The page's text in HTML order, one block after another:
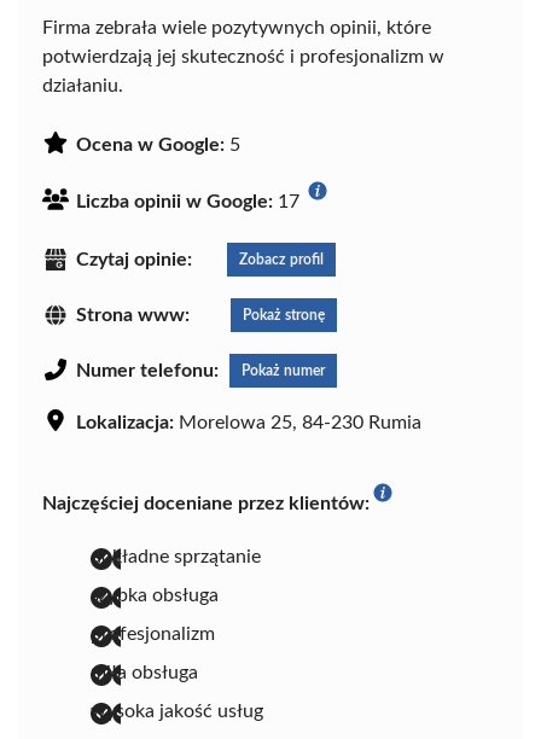
Firma zebrała wiele pozytywnych opinii, które
potwierdzają jej skuteczność i profesjonalizm w
działaniu.
Ocena w Google: 5
Liczba opinii w Google: 17
Czytaj opinie: Zobacz profil
Strona www: Pokaż stronę
Numer telefonu: Pokaż numer
Lokalizacja: Morelowa 25, 84-230 Rumia
Najczęściej doceniane przez klientów:
dokładne sprzątanie
szybka obsługa
profesjonalizm
miła obsługa
wysoka jakość usług